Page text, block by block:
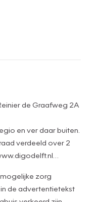
de Graafweg 2A
en ver daar buiten.
verdeeld over 2
Renault Twingo is
prestaties en
zorg
de advertentietekst